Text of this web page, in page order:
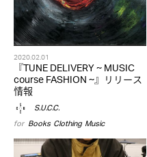
2020.02.01
『TUNE DELIVERY ~ MUSIC
course FASHION ~』リリース
情報
S.U.C.C.
for Books,Clothing,Music